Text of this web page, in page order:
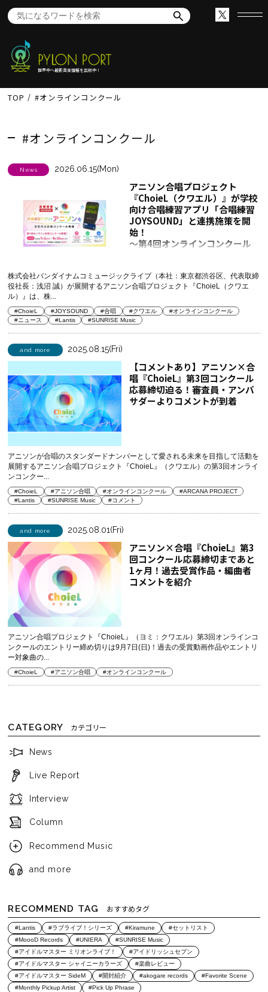
世界中へ最新音楽情報を出航中！
TOP #オンラインコンクール
#オンラインコンクール
News 2026.06.15(Mon)
アニソン合唱プロジェクト
『ChoieL（クワエル）』が学校
向け合唱練習アプリ「合唱練習
JOYSOUND」と連携施策を開
始！
～第4回オンラインコンクール
株式会社バンダイナムコミュージックライブ（本社：東京都渋谷区、代表取締
役社長：浅沼 誠）が展開するアニソン合唱プロジェクト『ChoieL（クワエ
ル）』は、株...
#ChoieL #JOYSOUND #合唱 #クワエル
#オンラインコンクール
#ニュース
#Lantis #SUNRISE Music
and more 2025.08.15(Fri)
【コメントあり】アニソン×合
唱『ChoieL』第3回コンクール
応募締切迫る！審査員・アンバ
サダーよりコメントが到着
アニソンが合唱のスタンダードナンバーとして愛される未来を目指して活動を
展開するアニソン合唱プロジェクト『ChoieL』（クワエル）の第3回オンライ
ンコンクー...
#ChoieL #アニソン合唱 #オンラインコンクール
#ARCANA PROJECT
#Lantis
#SUNRISE Music #コメント
and more 2025.08.01(Fri)
アニソン×合唱『ChoieL』第3
回コンクール応募締切まであと
1ヶ月！過去受賞作品・編曲者
コメントを紹介
アニソン合唱プロジェクト『ChoieL』（ヨミ：クワエル）第3回オンラインコ
ンクールのエントリー締め切りは9月7日(日)！ 過去の受賞動画作品やエントリ
ー対象曲の...
#ChoieL #アニソン合唱 #オンラインコンクール
CATEGORY カテゴリー
News
Live Report
Interview
Column
Recommend Music
and more
RECOMMEND TAG おすすめタグ
#Lantis #ラブライブ！シリーズ #Kiramune
#セットリスト
#MoooD Records
#UNIERA
#SUNRISE Music
#アイドルマスター ミリオンライブ！
#アイドリッシュセブン
#アイドルマスター シャイニーカラーズ
#楽曲レビュー
#アイドルマスター SideM
#開封紹介 #akogare records
#Favorite Scene
#Monthly Pickup Artist
#Pick Up Phrase